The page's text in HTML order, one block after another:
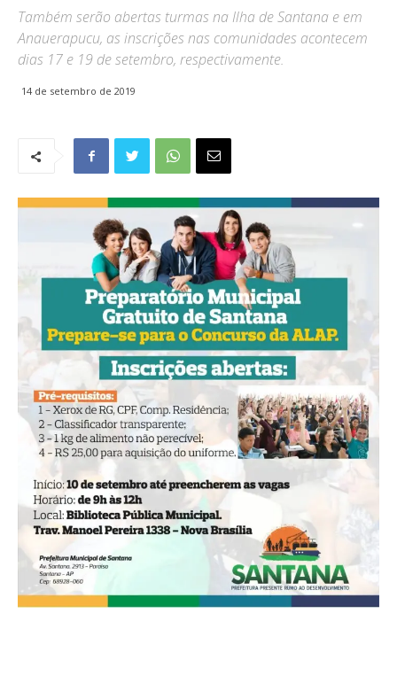
Também serão abertas turmas na Ilha de Santana e em
Anauerapucu, as inscrições nas comunidades acontecem
dias 17 e 19 de setembro, respectivamente.
14 de setembro de 2019